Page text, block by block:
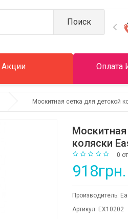
Поиск
Акции Оплата
Москитная сетка для детской
Москитная
коляски
0
918грн.
Производитель:
Артикул: EX10202